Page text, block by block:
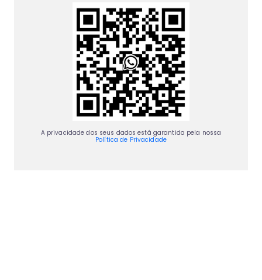
A privacidade dos seus dados está garantida pela nossa
Política de Privacidade